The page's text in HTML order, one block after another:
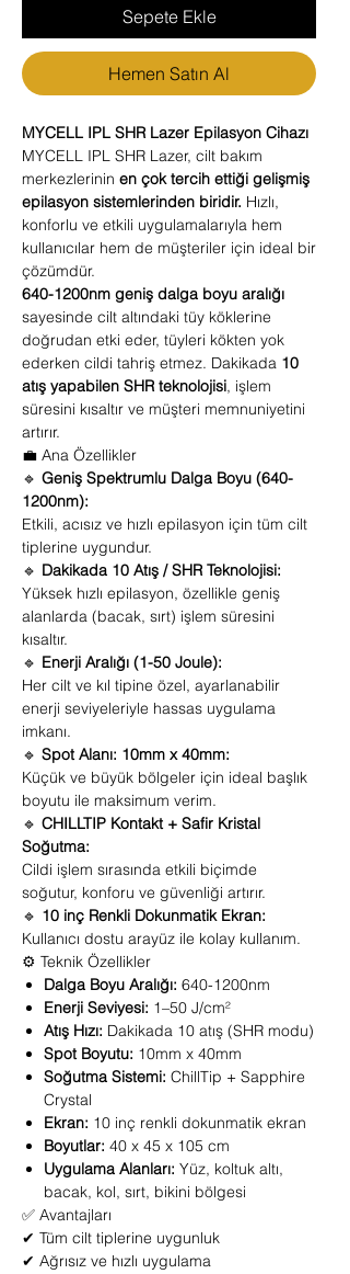
Sepete Ekle
Hemen Satın Al
MYCELL IPL SHR Lazer Epilasyon Cihazı
MYCELL IPL SHR Lazer, cilt bakım
merkezlerinin en çok tercih ettiği gelişmiş
epilasyon sistemlerinden biridir. Hızlı,
konforlu ve etkili uygulamalarıyla hem
kullanıcılar hem de müşteriler için ideal bir
çözümdür.
640-1200nm geniş dalga boyu aralığı
sayesinde cilt altındaki tüy köklerine
doğrudan etki eder, tüyleri kökten yok
ederken cildi tahriş etmez. Dakikada 10
atış yapabilen SHR teknolojisi, işlem
süresini kısaltır ve müşteri memnuniyetini
artırır.
💼 Ana Özellikler
🔹 Geniş Spektrumlu Dalga Boyu (640-
1200nm):
Etkili, acısız ve hızlı epilasyon için tüm cilt
tiplerine uygundur.
🔹 Dakikada 10 Atış / SHR Teknolojisi:
Yüksek hızlı epilasyon, özellikle geniş
alanlarda (bacak, sırt) işlem süresini
kısaltır.
🔹 Enerji Aralığı (1-50 Joule):
Her cilt ve kıl tipine özel, ayarlanabilir
enerji seviyeleriyle hassas uygulama
imkanı.
🔹 Spot Alanı: 10mm x 40mm:
Küçük ve büyük bölgeler için ideal başlık
boyutu ile maksimum verim.
🔹 CHILLTIP Kontakt + Safir Kristal
Soğutma:
Cildi işlem sırasında etkili biçimde
soğutur, konforu ve güvenliği artırır.
🔹 10 inç Renkli Dokunmatik Ekran:
Kullanıcı dostu arayüz ile kolay kullanım.
⚙️ Teknik Özellikler
Dalga Boyu Aralığı: 640-1200nm
Enerji Seviyesi: 1–50 J/cm²
Atış Hızı: Dakikada 10 atış (SHR modu)
Spot Boyutu: 10mm x 40mm
Soğutma Sistemi: ChillTip + Sapphire
Crystal
Ekran: 10 inç renkli dokunmatik ekran
Boyutlar: 40 x 45 x 105 cm
Uygulama Alanları: Yüz, koltuk altı,
bacak, kol, sırt, bikini bölgesi
✅ Avantajları
✔ Tüm cilt tiplerine uygunluk
✔ Ağrısız ve hızlı uygulama